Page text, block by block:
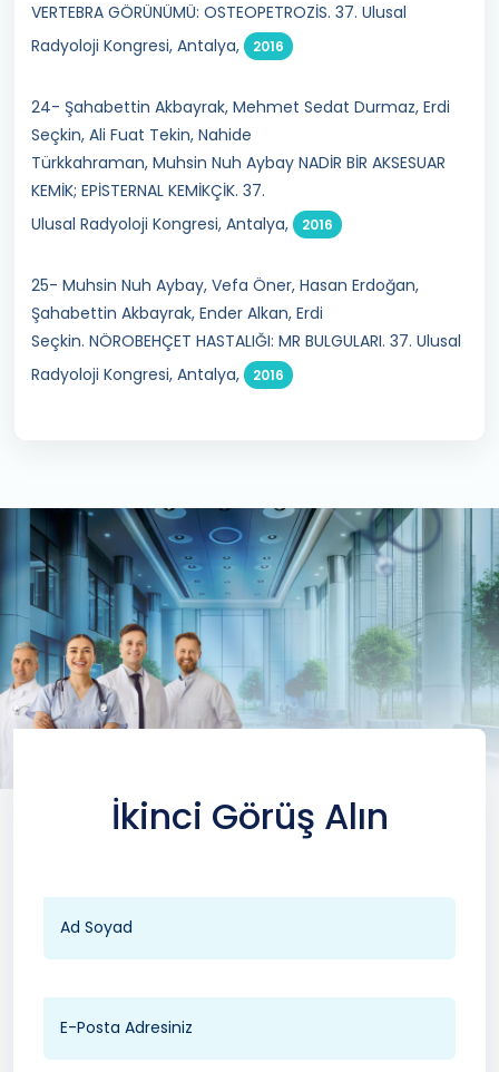
VERTEBRA GÖRÜNÜMÜ: OSTEOPETROZİS. 37. Ulusal
Radyoloji Kongresi, Antalya,
2016
24- Şahabettin Akbayrak, Mehmet Sedat Durmaz, Erdi
Seçkin, Ali Fuat Tekin, Nahide
Türkkahraman, Muhsin Nuh Aybay NADİR BİR AKSESUAR
KEMİK; EPİSTERNAL KEMİKÇİK. 37.
Ulusal Radyoloji Kongresi, Antalya,
2016
25- Muhsin Nuh Aybay, Vefa Öner, Hasan Erdoğan,
Şahabettin Akbayrak, Ender Alkan, Erdi
Seçkin. NÖROBEHÇET HASTALIĞI: MR BULGULARI. 37. Ulusal
Radyoloji Kongresi, Antalya,
2016
İkinci Görüş Alın